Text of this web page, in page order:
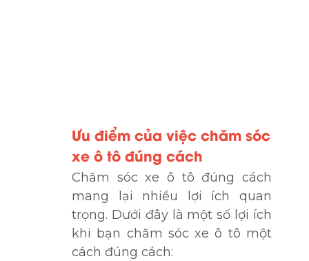
Ưu điểm của việc chăm sóc
xe ô tô đúng cách
Chăm sóc xe ô tô đúng cách
mang lại nhiều lợi ích quan
trọng. Dưới đây là một số lợi ích
khi bạn chăm sóc xe ô tô một
cách đúng cách: